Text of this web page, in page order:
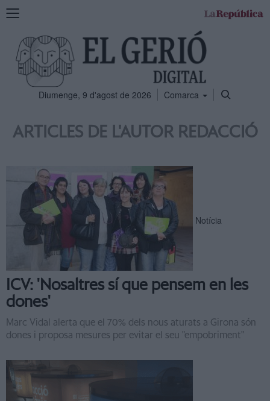
Mostra
navegació
Diumenge, 9 d'agost de 2026 Comarca
ARTICLES DE L'AUTOR REDACCIÓ
Notícia
ICV: 'Nosaltres sí que pensem en les
dones'
Marc Vidal alerta que el 70% dels nous aturats a Girona són
dones i proposa mesures per evitar el seu "empobriment"